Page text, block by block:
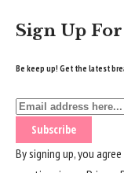
Sign Up
Be keep up! Get the latest
By signing up, you